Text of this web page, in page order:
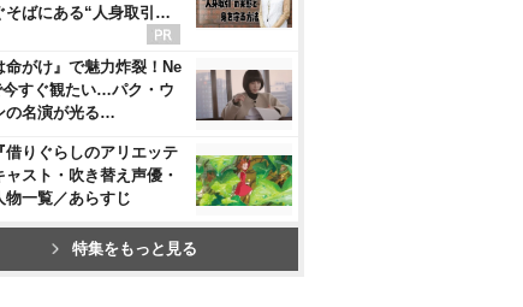
そばにある“人身取引…
命がけ』で魅力炸裂！Ne
すぐ観たい…パク・ウ
の名演が光る…
借りぐらしのアリエッテ
ャスト・吹き替え声優・
物一覧／あらすじ
特集をもっと見る